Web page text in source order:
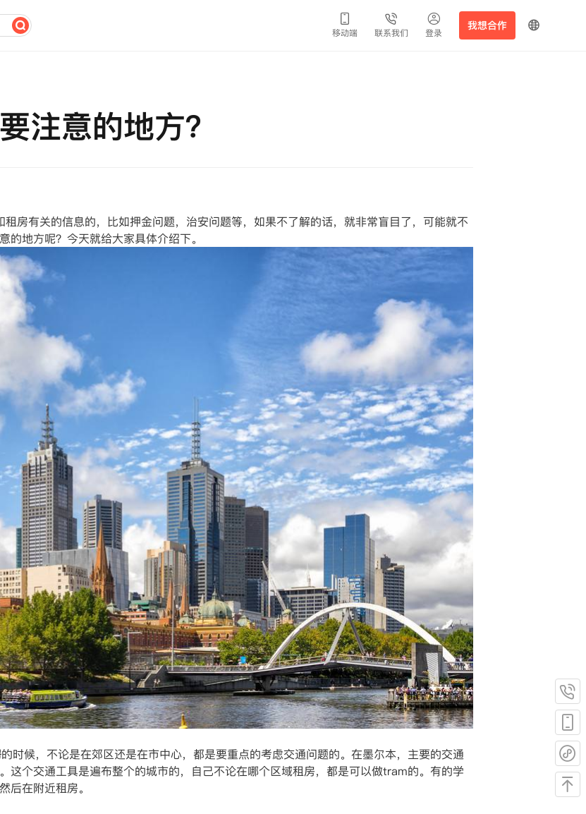
移动端 联系我们 登录
我想合作
注意的地方？
房有关的信息的，比如押金问题，治安问题等，如果不了解的话，就非常盲目了，可能就不
的地方呢？今天就给大家具体介绍下。
的时候，不论是在郊区还是在市中心，都是要重点的考虑交通问题的。在墨尔本，主要的交通
这个交通工具是遍布整个的城市的，自己不论在哪个区域租房，都是可以做tram的。有的学
后在附近租房。